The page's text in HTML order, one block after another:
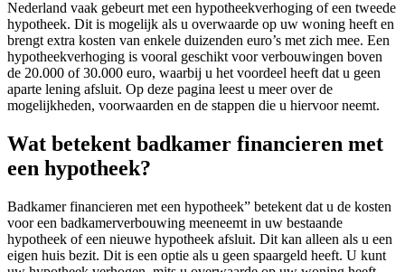
Nederland vaak gebeurt met een hypotheekverhoging of een tweede
hypotheek. Dit is mogelijk als u overwaarde op uw woning heeft en
brengt extra kosten van enkele duizenden euro’s met zich mee. Een
hypotheekverhoging is vooral geschikt voor verbouwingen boven
de 20.000 of 30.000 euro, waarbij u het voordeel heeft dat u geen
aparte lening afsluit. Op deze pagina leest u meer over de
mogelijkheden, voorwaarden en de stappen die u hiervoor neemt.
Wat betekent badkamer financieren met
een hypotheek?
Badkamer financieren met een hypotheek” betekent dat u de kosten
voor een badkamerverbouwing meeneemt in uw bestaande
hypotheek of een nieuwe hypotheek afsluit. Dit kan alleen als u een
eigen huis bezit. Dit is een optie als u geen spaargeld heeft. U kunt